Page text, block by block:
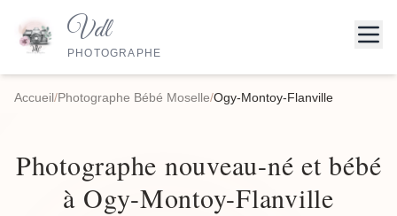
Vdl
PHOTOGRAPHE
Accueil/Photographe Bébé Moselle/Ogy-Montoy-Flanville
Photographe nouveau-né et bébé
à Ogy-Montoy-Flanville